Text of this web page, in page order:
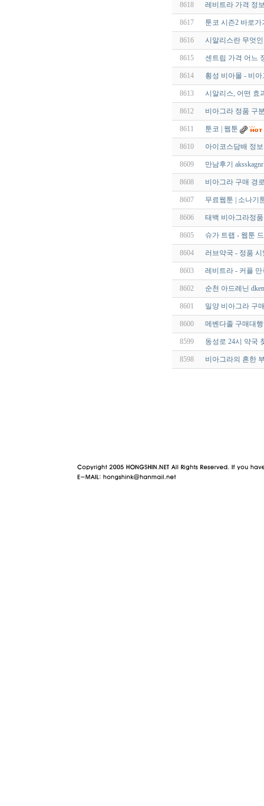
8618 레비트라 가격 정
8617 툰코 시즌2 바로가
8616 시알리스란 무엇
8615 센트립 가격 어느
8614 횡성 비아몰 - 비
8613 시알리스, 어떤 효
8612 비아그라 정품 구
8611 툰코 | 웹툰
8610 아이코스담배 정
8609 만남후기
8608 비아그라 구매 경
8607 무료웹툰 | 소나기
8606 태백 비아그라정
8605 슈가 트랩 - 웹툰
8604 러브약국 - 정품
8603 레비트라 - 커플
8602 순천 아드레닌
8601 밀양 비아그라 구
8600 메벤다졸 구매대
8599 동성로 24시 약국
8598 비아그라의 흔한